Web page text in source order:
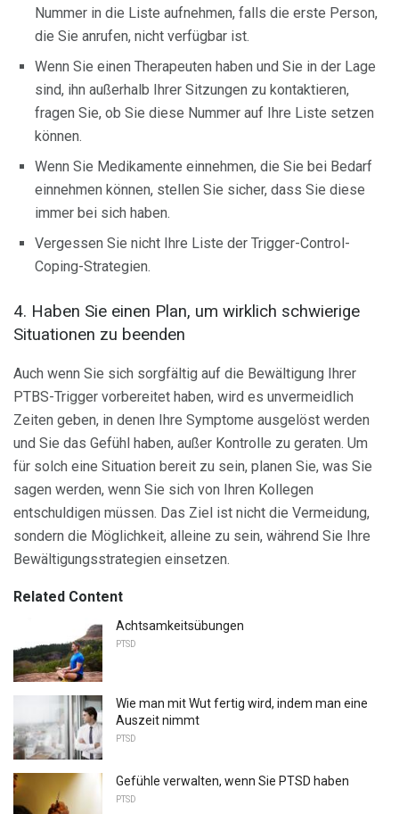
Nummer in die Liste aufnehmen, falls die erste Person,
die Sie anrufen, nicht verfügbar ist.
Wenn Sie einen Therapeuten haben und Sie in der Lage
sind, ihn außerhalb Ihrer Sitzungen zu kontaktieren,
fragen Sie, ob Sie diese Nummer auf Ihre Liste setzen
können.
Wenn Sie Medikamente einnehmen, die Sie bei Bedarf
einnehmen können, stellen Sie sicher, dass Sie diese
immer bei sich haben.
Vergessen Sie nicht Ihre Liste der Trigger-Control-
Coping-Strategien.
4. Haben Sie einen Plan, um wirklich schwierige
Situationen zu beenden
Auch wenn Sie sich sorgfältig auf die Bewältigung Ihrer
PTBS-Trigger vorbereitet haben, wird es unvermeidlich
Zeiten geben, in denen Ihre Symptome ausgelöst werden
und Sie das Gefühl haben, außer Kontrolle zu geraten. Um
für solch eine Situation bereit zu sein, planen Sie, was Sie
sagen werden, wenn Sie sich von Ihren Kollegen
entschuldigen müssen. Das Ziel ist nicht die Vermeidung,
sondern die Möglichkeit, alleine zu sein, während Sie Ihre
Bewältigungsstrategien einsetzen.
Related Content
Achtsamkeitsübungen
PTSD
Wie man mit Wut fertig wird, indem man eine
Auszeit nimmt
PTSD
Gefühle verwalten, wenn Sie PTSD haben
PTSD